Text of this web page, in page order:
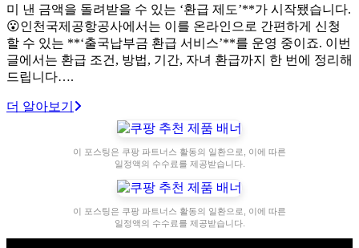
미 낸 금액을 돌려받을 수 있는 ‘환급 제도’**가 시작됐습니다.
😮인천국제공항공사에서는 이를 온라인으로 간편하게 신청
할 수 있는 **‘출국납부금 환급 서비스’**를 운영 중이죠. 이번
글에서는 환급 조건, 방법, 기간, 자녀 환급까지 한 번에 정리해
드립니다….
더 알아보기
이 포스팅은 쿠팡 파트너스 활동의 일환으로, 이에 따른
일정액의 수수료를 제공받습니다.
이 포스팅은 쿠팡 파트너스 활동의 일환으로, 이에 따른
일정액의 수수료를 제공받습니다.